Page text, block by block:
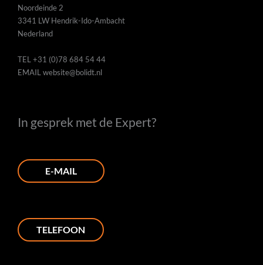
Noordeinde 2
3341 LW Hendrik-Ido-Ambacht
Nederland
TEL+31 (0)78 684 54 44
EMAILwebsite@bolidt.nl
In gesprek met de Expert?
E-MAIL
TELEFOON